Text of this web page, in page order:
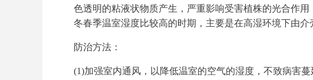
色透明的粘液状物质产生，严重影响受害植株的光合作
冬春季温室湿度比较高的时期，主要是在高湿环境下由介
防治方法：
(1)加强室内通风，以降低温室的空气的湿度，不致病害